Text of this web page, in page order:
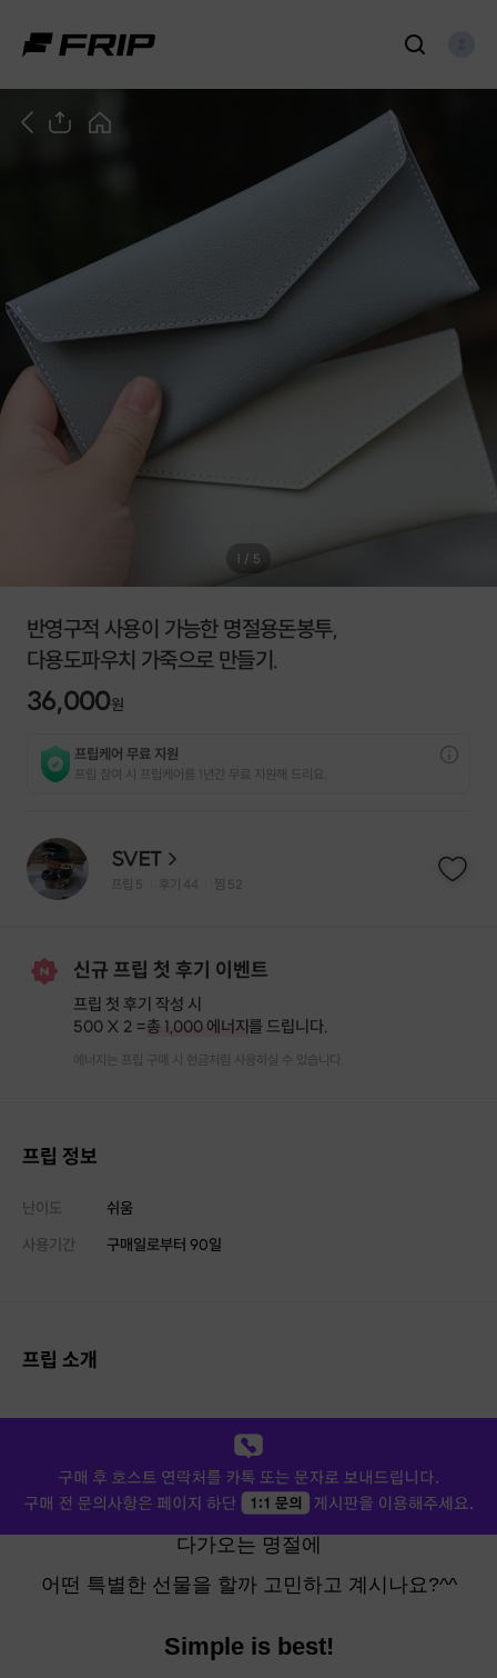
1 / 5
반영구적 사용이 가능한 명절용돈봉투,
다용도파우치 가죽으로 만들기.
36,000원
프립케어 무료 지원
프립 참여 시 프립케어를 1년간 무료 지원해 드리요.
SVET
프립 5 후기 44 찜 52
신규 프립 첫 후기 이벤트
프립 첫 후기 작성 시
500 X 2 =총 1,000 에너지를 드립니다.
에너지는 프립 구매 시 현금처럼 사용하실 수 있습니다.
프립 정보
난이도
쉬움
사용기간
구매일로부터 90일
프립 소개
다가오는 명절에
어떤 특별한 선물을 할까 고민하고 계시나요?^^
Simple is best!